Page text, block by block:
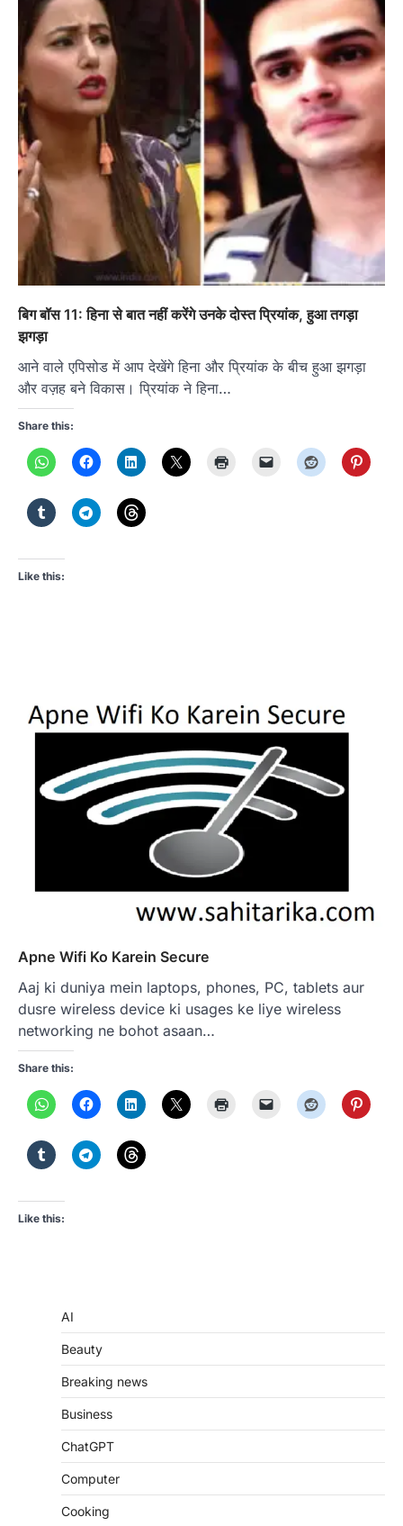
बिग बॉस 11: हिना से बात नहीं करेंगे उनके दोस्त प्रियांक, हुआ तगड़ा
झगड़ा
आने वाले एपिसोड में आप देखेंगे हिना और प्रियांक के बीच हुआ झगड़ा
और वज़ह बने विकास। प्रियांक ने हिना…
Share this:
Like this:
Apne Wifi Ko Karein Secure
Aaj ki duniya mein laptops, phones, PC, tablets aur
dusre wireless device ki usages ke liye wireless
networking ne bohot asaan…
Share this:
Like this:
AI
Beauty
Breaking news
Business
ChatGPT
Computer
Cooking